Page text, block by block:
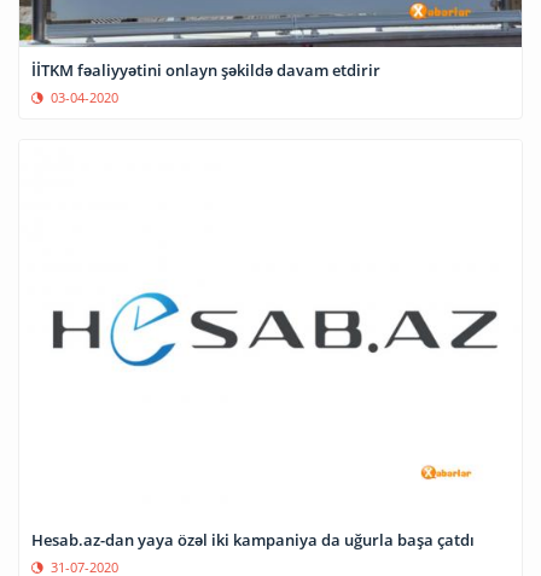
İİTKM fəaliyyətini onlayn şəkildə davam etdirir
03-04-2020
Hesab.az-dan yaya özəl iki kampaniya da uğurla başa çatdı
31-07-2020